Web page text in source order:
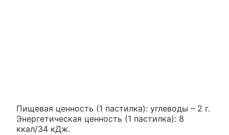
Пищевая ценность (1 пастилка): углеводы – 2 г.
Энергетическая ценность (1 пастилка): 8
ккал/34 кДж.